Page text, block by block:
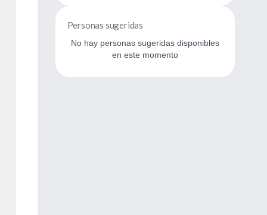
Personas sugeridas
No hay personas sugeridas disponibles
en este momento